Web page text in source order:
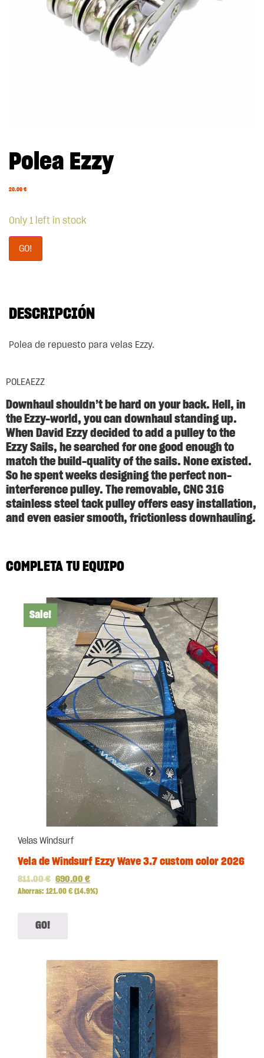
Polea Ezzy
20.00 €
Only 1 left in stock
GO!
DESCRIPCIÓN
Polea de repuesto para velas Ezzy.
POLEAEZZ
Downhaul shouldn’t be hard on your back. Hell, in
the Ezzy-world, you can downhaul standing up.
When David Ezzy decided to add a pulley to the
Ezzy Sails, he searched for one good enough to
match the build-quality of the sails. None existed.
So he spent weeks designing the perfect non-
interference pulley. The removable, CNC 316
stainless steel tack pulley offers easy installation,
and even easier smooth, frictionless downhauling.
COMPLETA TU EQUIPO
Sale!
Velas Windsurf
Vela de Windsurf Ezzy Wave 3.7 custom color 2026
811.00€ 690.00 €
Ahorras: 121.00 € (14.9%)
GO!